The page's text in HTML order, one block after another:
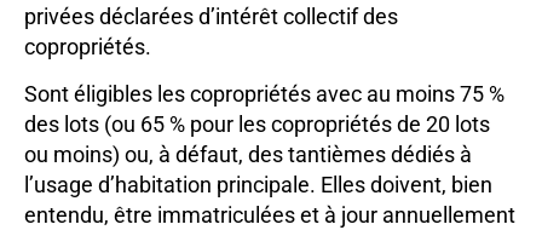
privées déclarées d’intérêt collectif des
copropriétés.
Sont éligibles les copropriétés avec au moins 75 %
des lots (ou 65 % pour les copropriétés de 20 lots
ou moins) ou, à défaut, des tantièmes dédiés à
l’usage d’habitation principale. Elles doivent, bien
entendu, être immatriculées et à jour annuellement